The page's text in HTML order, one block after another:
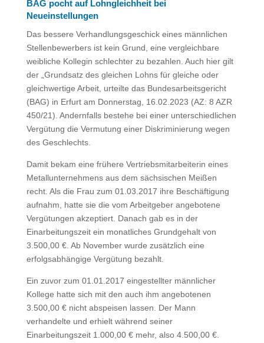
BAG pocht auf Lohngleichheit bei
Neueinstellungen
Das bessere Verhandlungsgeschick eines männlichen
Stellenbewerbers ist kein Grund, eine vergleichbare
weibliche Kollegin schlechter zu bezahlen. Auch hier gilt
der „Grundsatz des gleichen Lohns für gleiche oder
gleichwertige Arbeit, urteilte das Bundesarbeitsgericht
(BAG) in Erfurt am Donnerstag, 16.02.2023 (AZ: 8 AZR
450/21). Andernfalls bestehe bei einer unterschiedlichen
Vergütung die Vermutung einer Diskriminierung wegen
des Geschlechts.
Damit bekam eine frühere Vertriebsmitarbeiterin eines
Metallunternehmens aus dem sächsischen Meißen
recht. Als die Frau zum 01.03.2017 ihre Beschäftigung
aufnahm, hatte sie die vom Arbeitgeber angebotene
Vergütungen akzeptiert. Danach gab es in der
Einarbeitungszeit ein monatliches Grundgehalt von
3.500,00 €. Ab November wurde zusätzlich eine
erfolgsabhängige Vergütung bezahlt.
Ein zuvor zum 01.01.2017 eingestellter männlicher
Kollege hatte sich mit den auch ihm angebotenen
3.500,00 € nicht abspeisen lassen. Der Mann
verhandelte und erhielt während seiner
Einarbeitungszeit 1.000,00 € mehr, also 4.500,00 €.